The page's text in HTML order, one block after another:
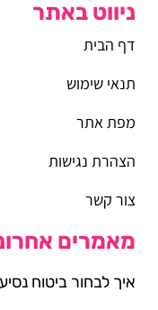
ניווט באתר
דף הבית
תנאי שימוש
מפת אתר
הצהרת נגישות
צור קשר
מאמרים
איך לבחור ביטוח